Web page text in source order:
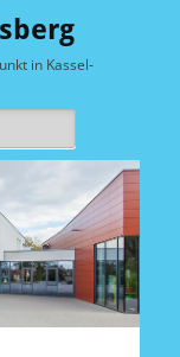
in Kassel-